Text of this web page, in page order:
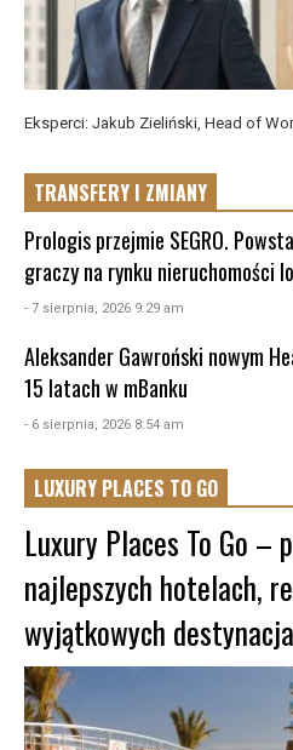
Eksperci: Jakub Zieliński, Head of
TRANSFERY I ZMIANY
Prologis przejmie SEGRO.
graczy na rynku nieruchomości
- 7 sierpnia, 2026 9:29 am
Aleksander Gawroński nowym
15 latach w mBanku
- 6 sierpnia, 2026 8:54 am
LUXURY PLACES TO GO
Luxury Places To Go –
najlepszych hotelach,
wyjątkowych